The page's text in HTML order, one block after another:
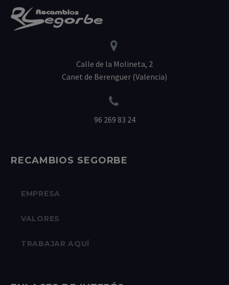


Calle de la Molineta, 2
Canet de Berenguer (Valencia)


96 269 83 24
RECAMBIOS SEGORBE
EMPRESA
VALORES
TRABAJAR AQUÍ